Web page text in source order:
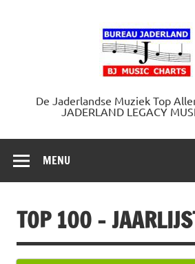
De Jaderlandse Muziek Top
JADERLAND LEGACY
MENU
TOP 100 –